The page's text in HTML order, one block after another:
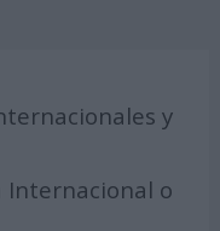
y
Internacional o